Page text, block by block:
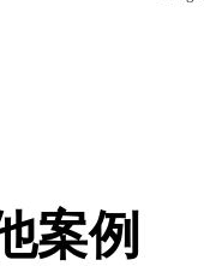
案例